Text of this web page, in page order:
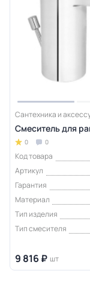
Сантехника и
Смеситель для
0 0
Код товара
Артикул
Гарантия
Материал
Тип изделия
Тип смесителя
9 816 ₽ шт